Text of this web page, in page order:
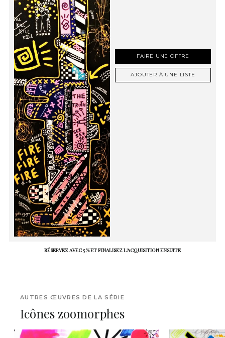
FAIRE UNE OFFRE
AJOUTER À UNE LISTE
RÉSERVEZ AVEC 5 % ET FINALISEZ L'ACQUISITION ENSUITE
AUTRES ŒUVRES DE LA SÉRIE
Icônes zoomorphes